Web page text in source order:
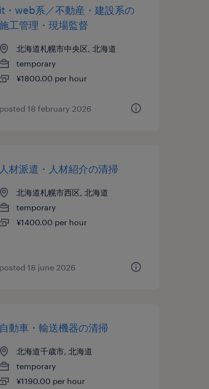
it・web系／不動産・建設系の
工管理・現場監督
北海道札幌市中央区, 北海道
temporary
¥1800.00 per hour
posted 18 february 2026
人材派遣・人材紹介の清掃
北海道札幌市西区, 北海道
temporary
¥1400.00 per hour
posted 18 june 2026
自動車・輸送機器の清掃
北海道千歳市, 北海道
temporary
¥1190.00 per hour